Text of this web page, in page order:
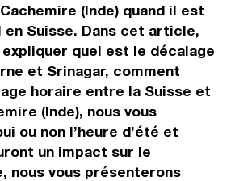
(Inde) quand il est
en Suisse. Dans cet article,
expliquer quel est le décalage
et Srinagar, comment
horaire entre la Suisse et
(Inde), nous vous
ou non l’heure d’été et
un impact sur le
nous vous présenterons